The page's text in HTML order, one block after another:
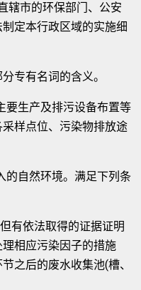
市的环保部门、公安
定本行政区域的实施细
专有名词的含义。
生产及排污设备布置等
样点位、污染物排放途
自然环境。满足下列条
依法取得的证据证明
相应污染因子的措施
之后的废水收集池(槽、